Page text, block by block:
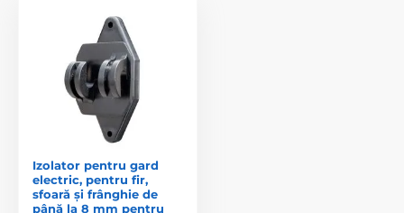
Izolator pentru gard
electric, pentru fir,
sfoară și frânghie de
până la 8 mm pentru